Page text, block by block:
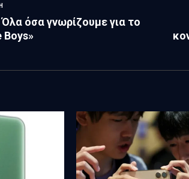
όσα γνωρίζουμε για το
Boys»